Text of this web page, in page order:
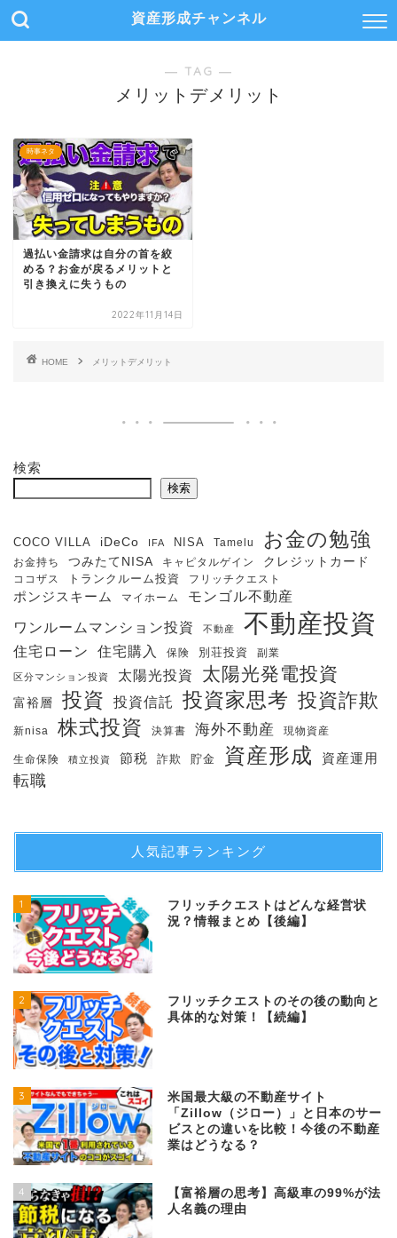
資産形成チャンネル
― TAG ―
メリットデメリット
時事ネタ
過払い金請求は自分の首を絞
める？お金が戻るメリットと
引き換えに失うもの
2022年11月14日
HOME メリットデメリット
検索
検索
COCO VILLA iDeCo IFA NISA Tamelu お金の勉強
お金持ち つみたてNISA キャピタルゲイン クレジットカード
ココザス トランクルーム投資 フリッチクエスト
ポンジスキーム マイホーム モンゴル不動産
ワンルームマンション投資 不動産 不動産投資
住宅ローン 住宅購入 保険 別荘投資 副業
区分マンション投資 太陽光投資 太陽光発電投資
富裕層 投資 投資信託 投資家思考 投資詐欺
新nisa 株式投資 決算書 海外不動産 現物資産
生命保険 積立投資 節税 詐欺 貯金 資産形成 資産運用
転職
人気記事ランキング
1
フリッチクエストはどんな経営状
況？情報まとめ【後編】
2
フリッチクエストのその後の動向と
具体的な対策！【続編】
3
米国最大級の不動産サイト
「Zillow（ジロー）」と日本のサー
ビスとの違いを比較！今後の不動産
業はどうなる？
4
【富裕層の思考】高級車の99%が法
人名義の理由